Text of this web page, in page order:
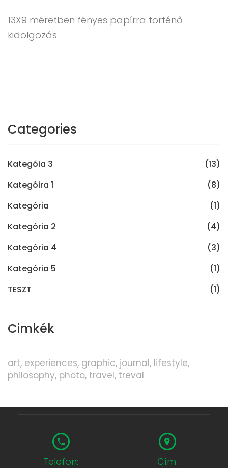
13X9 méretben fényes papírra történő
kidolgozás
Categories
Kategóia 3
(13)
Kategóira 1
(8)
Kategória
(1)
Kategória 2
(4)
Kategória 4
(3)
Kategória 5
(1)
TESZT
(1)
Cimkék
art experiences graphic journal lifestyle
philosophy photo travel treval
Telefon: Cím: